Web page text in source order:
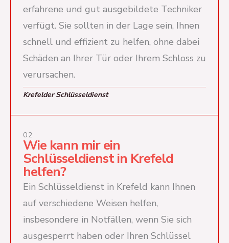
erfahrene und gut ausgebildete Techniker
verfügt. Sie sollten in der Lage sein, Ihnen
schnell und effizient zu helfen, ohne dabei
Schäden an Ihrer Tür oder Ihrem Schloss zu
verursachen.
Krefelder Schlüsseldienst
02
Wie kann mir ein
Schlüsseldienst in Krefeld
helfen?
Ein Schlüsseldienst in Krefeld kann Ihnen
auf verschiedene Weisen helfen,
insbesondere in Notfällen, wenn Sie sich
ausgesperrt haben oder Ihren Schlüssel